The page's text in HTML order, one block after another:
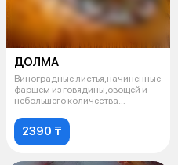
ДОЛМА
Виноградные листья,начиненные
фаршем из говядины,овощей и
небольшего количества
2390 ₸